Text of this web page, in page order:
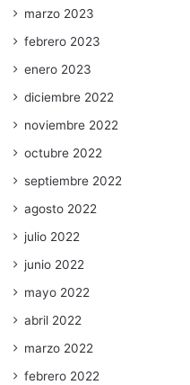
marzo 2023
febrero 2023
enero 2023
diciembre 2022
noviembre 2022
octubre 2022
septiembre 2022
agosto 2022
julio 2022
junio 2022
mayo 2022
abril 2022
marzo 2022
febrero 2022